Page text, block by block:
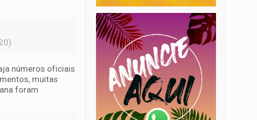
números oficiais
muitas
foram